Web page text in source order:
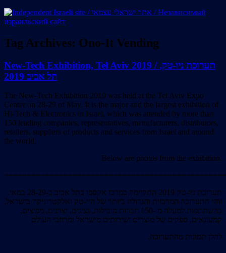
Tag Archives: Ono-It Vending
New-Tech Exhibition, Tel Aviv 2019 / תערוכת ניו-טק,
תל אביב 2019
The New-Tech Exhibition 2019 was held at the Tel Aviv Expo
Center on 28-29 of May. It is the major and the largest exhibition of
Hi-Tech & Electronics in Israel, which was attended by more than
150 leading companies, representatives, manufacturers, distributors,
retailers, suppliers of products and services from Israel and around
the world.
Below are photos from the exhibition.
תערוכת ניו-טק 2019 התקיימה במרכז אקספו בתל אביב ב-28-29 במאי.
זוהי התערוכה המרכזית והגדולה ביותר של היי-טק ואלקטרוניקה בישראל,
בהשתתפות למעלה מ -150 חברות מובילות, נציגים, יצרנים, מפיצים,
קמעונאים, ספקים של מוצרים ושירותים מישראל ומרחבי העולם
.להלן תמונות מהתערוכה